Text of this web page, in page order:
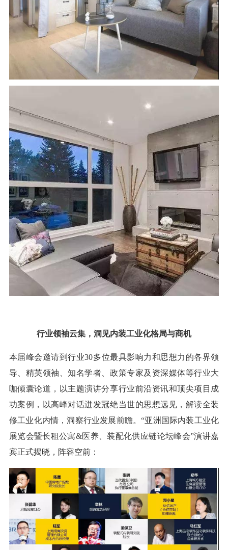
行业领袖云集，洞见内装工业化格局与商机
本届峰会邀请到行业30多位最具影响力和思想力的各界领
导、精英领袖、知名学者、政策专家及资深媒体等行业大
咖倾囊论道，以主题演讲分享行业前沿资讯和顶尖项目成
功案例，以高峰对话迸发冠绝当世的思想远见，解读全装
修工业化内情，洞察行业发展前瞻。“亚洲国际内装工业化
展览会暨长租公寓&医养、装配化供应链论坛峰会”演讲嘉
宾正式揭晓，阵容空前：